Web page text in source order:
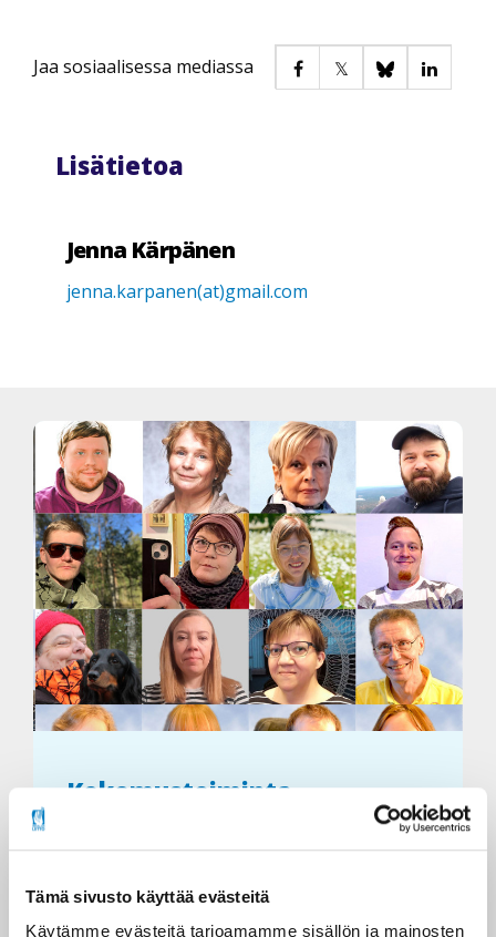
Tämä sivusto käyttää evästeitä
Käytämme evästeitä tarjoamamme sisällön ja mainosten
Lisätietoa
Jenna Kärpänen
jenna.karpanen(at)gmail.com
Jaa sosiaalisessa mediassa
Kokemustoiminta
Kokemustoimija on tehtäväänsä koulutettu
läheisensä, joka välittää kokemustietoa eri
alojen ammattilaisille ja opiskelijoille.